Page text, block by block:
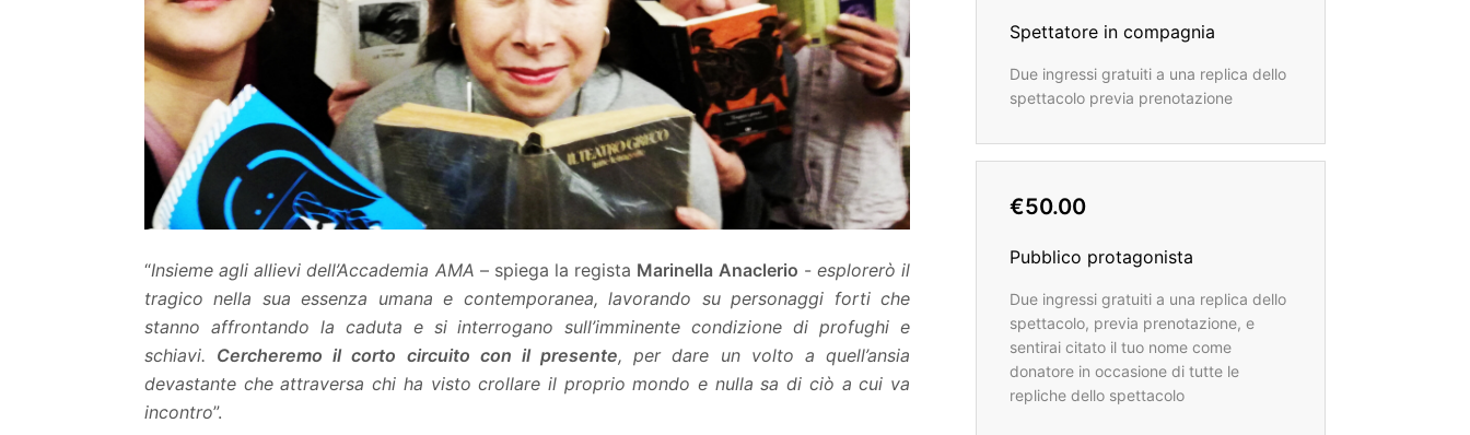
“Insieme agli allievi dell’Accademia AMA – spiega la regista Marinella Anaclerio - esplorerò il
tragico nella sua essenza umana e contemporanea, lavorando su personaggi forti che
stanno affrontando la caduta e si interrogano sull’imminente condizione di profughi e
schiavi. Cercheremo il corto circuito con il presente, per dare un volto a quell’ansia
devastante che attraversa chi ha visto crollare il proprio mondo e nulla sa di ciò a cui va
incontro”.
Spettatore in compagnia
Due ingressi gratuiti a una replica dello
spettacolo previa prenotazione
€50.00
Pubblico protagonista
Due ingressi gratuiti a una replica dello
spettacolo, previa prenotazione, e
sentirai citato il tuo nome come
donatore in occasione di tutte le
repliche dello spettacolo